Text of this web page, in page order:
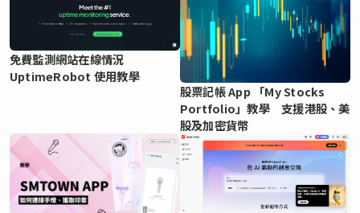
免費監測網站在線情況
UptimeRobot 使用教學
股票記帳 App 「My Stocks
Portfolio」教學 支援港股、美
股及加密貨幣